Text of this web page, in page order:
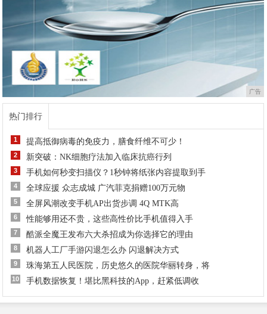
广告
热门排行
1 提高抵御病毒的免疫力，膳食纤维不可少！
2 新突破：NK细胞疗法加入临床抗癌行列
3 手机如何秒变扫描仪？1秒钟将纸张内容提取到手
4 全球应援 众志成城 广汽菲克捐赠100万元物
5 全屏风潮改变手机AP出货步调 4Q MTK高
6 性能够用还不贵，这些高性价比手机值得入手
7 酷派全魔王发布六大杀招成为你选择它的理由
8 机器人工厂手游闪退怎么办 闪退解决方式
9 珠海第五人民医院，历史悠久的医院华丽转身，将
10 手机数据恢复！堪比黑科技的App，赶紧低调收